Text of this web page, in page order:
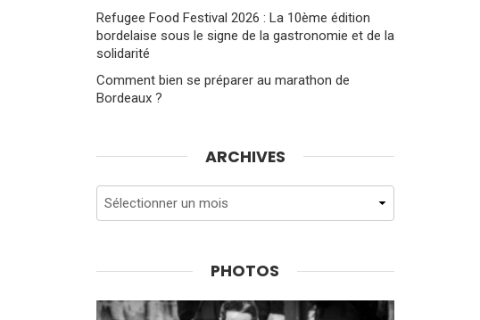
Refugee Food Festival 2026 : La 10ème édition
bordelaise sous le signe de la gastronomie et de la
solidarité
Comment bien se préparer au marathon de
Bordeaux ?
ARCHIVES
Archives
PHOTOS